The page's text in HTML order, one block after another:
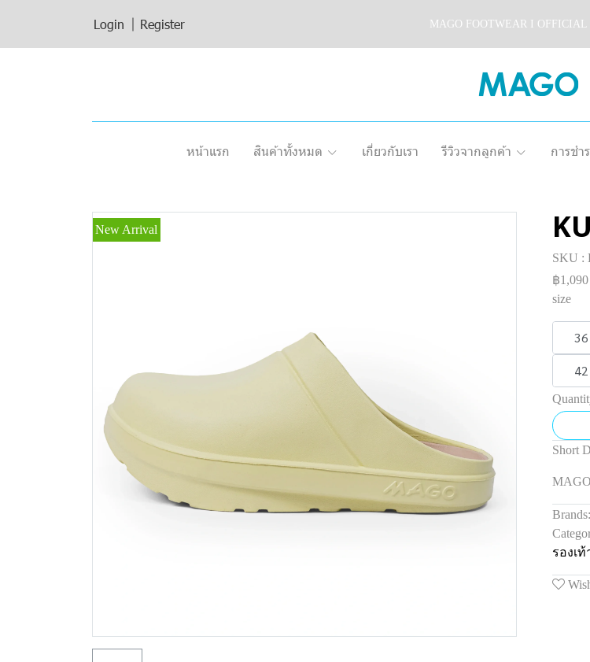
Login Register MAGO FOOTWEAR I OFFICIAL
หน้าแรก สินค้าทั้งหมด เกี่ยวกับเรา รีวิวจากลูกค้า การชำ
New Arrival
SKU :
฿1,090
size
36
42
Short
Brands:
รองเ